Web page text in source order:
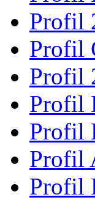
Profil
Profil
Profil
Profil
Profil
Profil
Profil